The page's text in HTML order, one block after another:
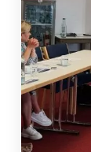
dem
in
Pfalz,
Mieten
ziehen